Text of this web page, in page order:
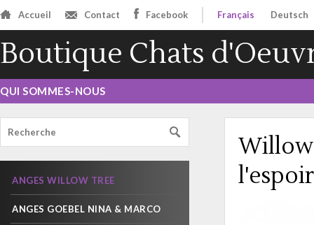
Accueil Contact Facebook Français Deutsch
Boutique Chats
QUI SOMMES-NOUS
ANGES WILLOW TREE
ANGES GOEBEL NINA & MARCO
Willow
l'espoir